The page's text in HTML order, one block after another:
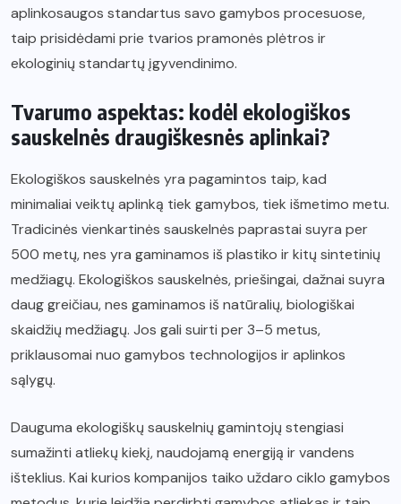
aplinkosaugos standartus savo gamybos procesuose,
taip prisidėdami prie tvarios pramonės plėtros ir
ekologinių standartų įgyvendinimo.
Tvarumo aspektas: kodėl ekologiškos
sauskelnės draugiškesnės aplinkai?
Ekologiškos sauskelnės yra pagamintos taip, kad
minimaliai veiktų aplinką tiek gamybos, tiek išmetimo metu.
Tradicinės vienkartinės sauskelnės paprastai suyra per
500 metų, nes yra gaminamos iš plastiko ir kitų sintetinių
medžiagų. Ekologiškos sauskelnės, priešingai, dažnai suyra
daug greičiau, nes gaminamos iš natūralių, biologiškai
skaidžių medžiagų. Jos gali suirti per 3–5 metus,
priklausomai nuo gamybos technologijos ir aplinkos
sąlygų.
Dauguma ekologiškų sauskelnių gamintojų stengiasi
sumažinti atliekų kiekį, naudojamą energiją ir vandens
išteklius. Kai kurios kompanijos taiko uždaro ciklo gamybos